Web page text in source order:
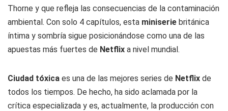
Thorne y que refleja las consecuencias de la contaminación
ambiental. Con solo 4 capítulos, esta miniserie británica
íntima y sombría sigue posicionándose como una de las
apuestas más fuertes de Netflix a nivel mundial.
Ciudad tóxica es una de las mejores series de Netflix de
todos los tiempos. De hecho, ha sido aclamada por la
crítica especializada y es, actualmente, la producción con